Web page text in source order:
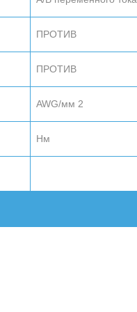
ПРОТИВ
ПРОТИВ
AWG/мм 2
Нм